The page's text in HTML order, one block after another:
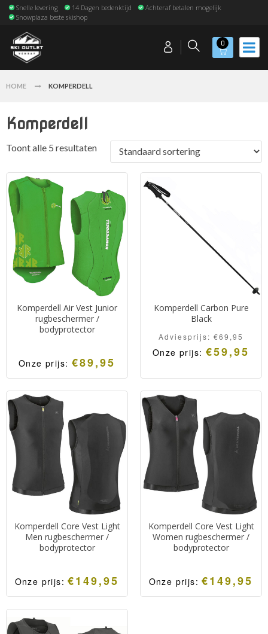
Snelle levering 14 Dagen bedenktijd
Achteraf betalen mogelijk
Snowplaza beste skishop
0
HOME KOMPERDELL
Komperdell
Toont alle 5 resultaten
Komperdell Air Vest Junior
rugbeschermer /
bodyprotector
Onze prijs: €89,95
Komperdell Carbon Pure
Black
Adviesprijs: €69,95
Onze prijs: €59,95
Komperdell Core Vest Light
Men rugbeschermer /
bodyprotector
Onze prijs:€149,95
Komperdell Core Vest Light
Women rugbeschermer /
bodyprotector
Onze prijs:€149,95